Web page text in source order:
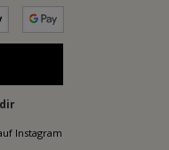
Instagram